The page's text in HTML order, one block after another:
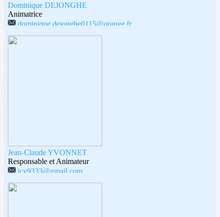
Dominique DEJONGHE
Animatrice
dominique.dejonghe0115@orange.fr
Jean-Claude YVONNET
Responsable et Animateur
jcy9333@gmail.com